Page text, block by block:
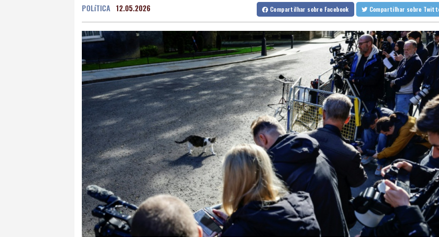
De la Espriella chega ao poder na Colômbia com apoio de
Milhares marcham na Argentina no dia de São Caetano,
Europa se prepara para queda de geração de energia durante
POLíTICA 12.05.2026 Compartilhar sobre Facebook Compartilhar sobre